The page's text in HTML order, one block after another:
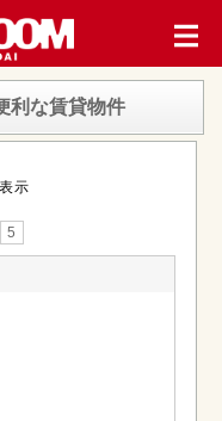
利な賃貸物件
示
5